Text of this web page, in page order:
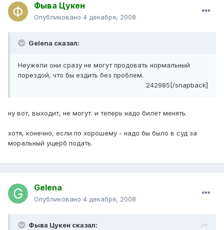
Фыва Цукен
Опубликовано 4 декабря, 2008
Gelena сказал:
Неужели они сразу не могут продовать нормальный
порездой, что бы ездить без проблем.
242985[/snapback]
ну вот, выходит, не могут. и теперь надо билет менять.
хотя, конечно, если по хорошему - надо бы было в суд за
моральный ущерб подать.
Gelena
Опубликовано 4 декабря, 2008
Фыва Цукен сказал: